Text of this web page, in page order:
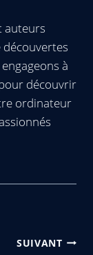
auteurs
découvertes
à
découvrir
ordinateur
SUIVANT